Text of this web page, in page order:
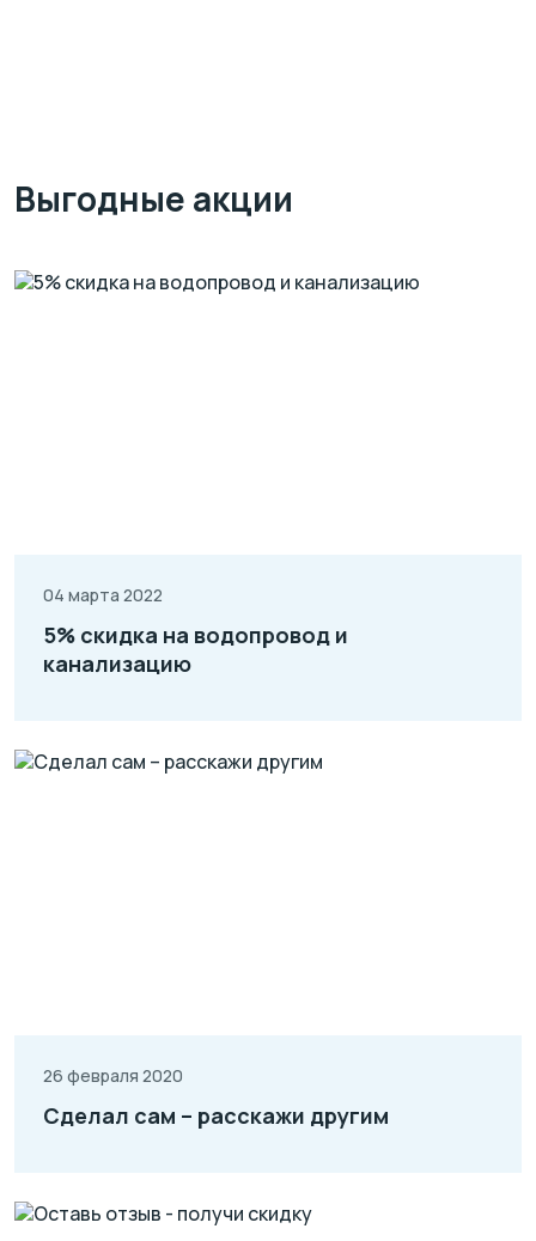
Выгодные акции
04 марта 2022
5% скидка на водопровод и
канализацию
26 февраля 2020
Сделал сам – расскажи другим